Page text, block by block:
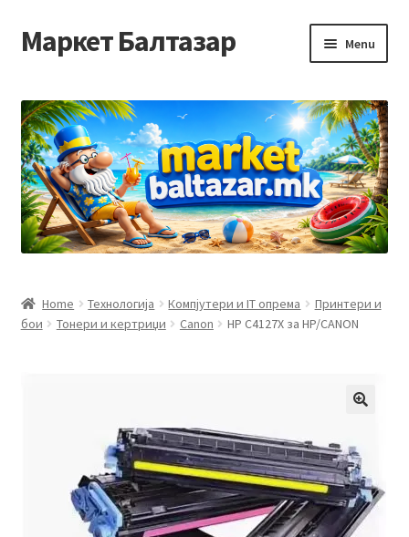
Skip
to
Skip
to
Маркет Балтазар Menu
Checkout
Homepage
Privacy Policy
Контакт
Мој профил
Рекламации и замена на производ
Home Технологија Компјутери и IT опрема
Принтери и
бои
Тонери и кертриџи Canon HP C4127X за HP/CANON